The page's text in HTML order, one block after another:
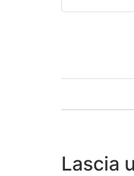
Lascia